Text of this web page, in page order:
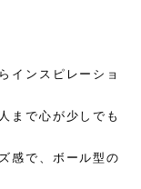
インスピレーショ
まで心が少しでも
感で、ボール型の